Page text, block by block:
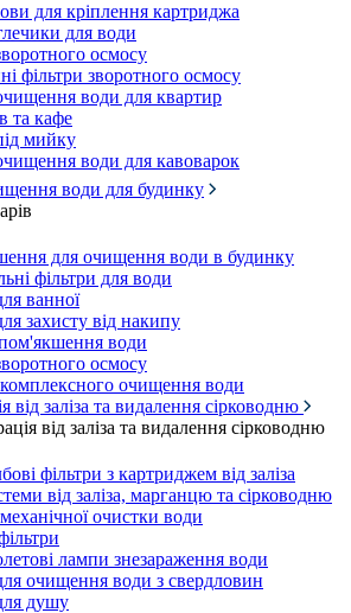
для кріплення картриджа
для води
осмосу
фільтри зворотного осмосу
води для квартир
та кафе
мийку
води для кавоварок
води для будинку
для очищення води в будинку
фільтри для води
ванної
захисту від накипу
води
осмосу
очищення води
від заліза та видалення сірководню
від заліза та видалення сірководню
фільтри з картриджем від заліза
від заліза, марганцю та сірководню
очистки води
лампи знезараження води
очищення води з свердловин
душу